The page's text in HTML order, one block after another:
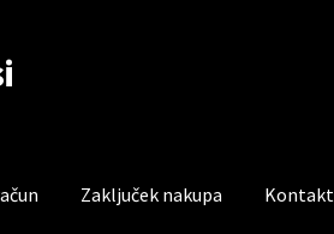
Zaključek nakupa